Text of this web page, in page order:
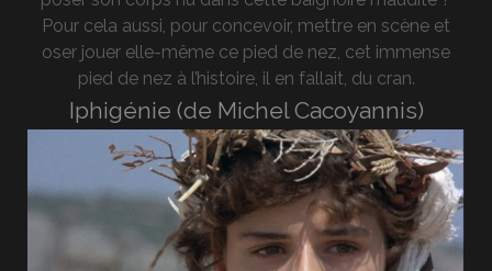
Pour cela aussi, pour concevoir, mettre en scène et
oser jouer elle-même ce pied de nez, cet immense
pied de nez à l’histoire, il en fallait, du cran.
Iphigénie (de Michel Cacoyannis)